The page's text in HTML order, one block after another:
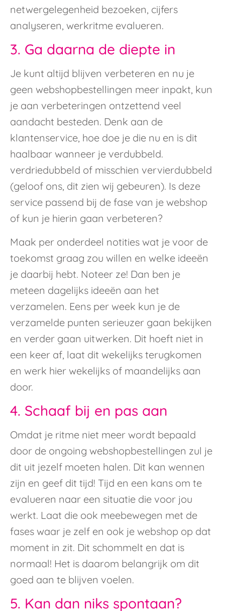
netwergelegenheid bezoeken, cijfers
analyseren, werkritme evalueren.
3. Ga daarna de diepte in
Je kunt altijd blijven verbeteren en nu je
geen webshopbestellingen meer inpakt, kun
je aan verbeteringen ontzettend veel
aandacht besteden. Denk aan de
klantenservice, hoe doe je die nu en is dit
haalbaar wanneer je verdubbeld.
verdriedubbeld of misschien vervierdubbeld
(geloof ons, dit zien wij gebeuren). Is deze
service passend bij de fase van je webshop
of kun je hierin gaan verbeteren?
Maak per onderdeel notities wat je voor de
toekomst graag zou willen en welke ideeën
je daarbij hebt. Noteer ze! Dan ben je
meteen dagelijks ideeën aan het
verzamelen. Eens per week kun je de
verzamelde punten serieuzer gaan bekijken
en verder gaan uitwerken. Dit hoeft niet in
een keer af, laat dit wekelijks terugkomen
en werk hier wekelijks of maandelijks aan
door.
4. Schaaf bij en pas aan
Omdat je ritme niet meer wordt bepaald
door de ongoing webshopbestellingen zul je
dit uit jezelf moeten halen. Dit kan wennen
zijn en geef dit tijd! Tijd en een kans om te
evalueren naar een situatie die voor jou
werkt. Laat die ook meebewegen met de
fases waar je zelf en ook je webshop op dat
moment in zit. Dit schommelt en dat is
normaal! Het is daarom belangrijk om dit
goed aan te blijven voelen.
5. Kan dan niks spontaan?